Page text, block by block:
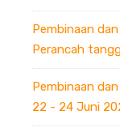
Pembinaan
Perancah
Pembinaan
22 - 24 Juni